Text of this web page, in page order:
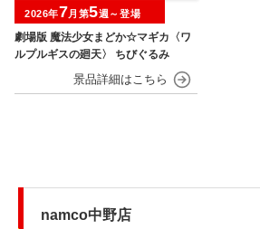
劇場版 魔法少女まどか☆マギカ〈ワ
ルプルギスの廻天〉 ちびぐるみ
2026年7月第5週～登場
namco中野店